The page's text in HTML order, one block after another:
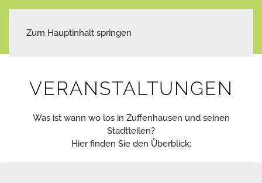
Zum Hauptinhalt springen
VERANSTALTUNGEN
Was ist wann wo los in Zuffenhausen und seinen
Stadtteilen?
Hier finden Sie den Überblick: